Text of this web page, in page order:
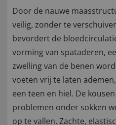
Door de nauwe
veilig, zonder te
bevordert de
vorming van spataderen,
zwelling van de benen
voeten vrij te laten
een teen en hiel. De
problemen onder sokken
op te vallen. Zachte,